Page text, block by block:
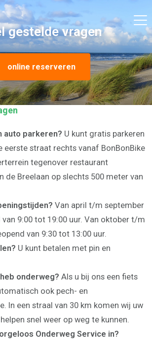
gestelde vragen
online reserveren
auto parkeren? U kunt gratis parkeren
eerste straat rechts vanaf BonBonBike
tegenover restaurant
de Breelaan op slechts 500 meter van
Van april t/m september
9:00 tot 19:00 uur. Van oktober t/m
van 9:30 tot 13:00 uur.
U kunt betalen met pin en
onderweg?Als u bij ons een fiets
ook pech- en
In een straal van 30 km komen wij uw
snel weer op weg te kunnen.
Onderweg Service in?